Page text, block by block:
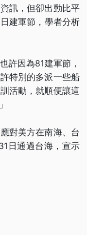
訊，但卻出動比平
建軍節，學者分析
許因為81建軍節，
特別的多派一些船
活動，就順便讓這
對美方在南海、台
日通過台海，宣示